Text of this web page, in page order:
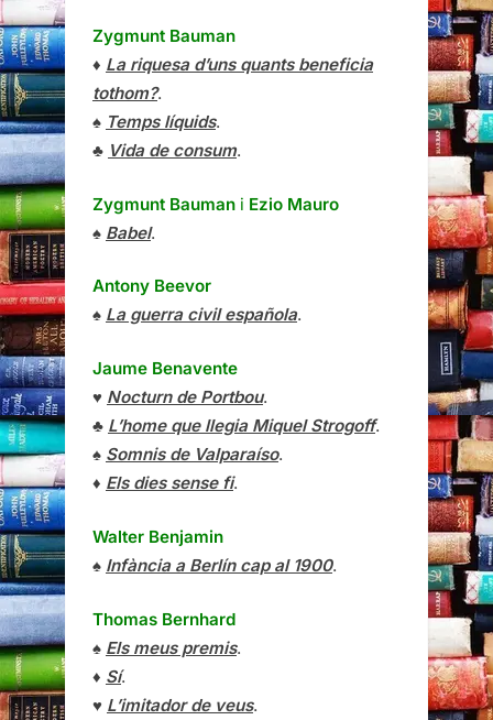
Zygmunt Bauman
♦ La riquesa d’uns quants beneficia
tothom?.
♠ Temps líquids.
♣ Vida de consum.
Zygmunt Bauman i Ezio Mauro
♠ Babel.
Antony Beevor
♠ La guerra civil española.
Jaume Benavente
♥ Nocturn de Portbou.
♣ L’home que llegia Miquel Strogoff.
♠ Somnis de Valparaíso.
♦ Els dies sense fi.
Walter Benjamin
♠ Infància a Berlín cap al 1900.
Thomas Bernhard
♠ Els meus premis.
♦ Sí.
♥ L’imitador de veus.